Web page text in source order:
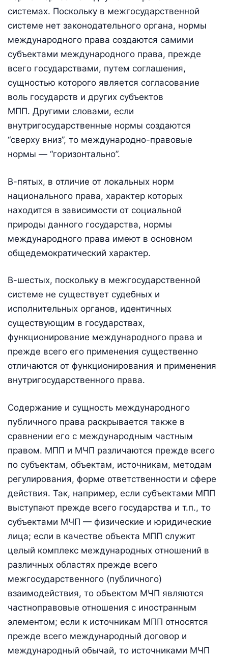
системах. Поскольку в межгосударственной
системе нет законодательного органа, нормы
международного права создаются самими
субъектами международного права, прежде
всего государствами, путем соглашения,
сущностью которого является согласование
воль государств и других субъектов
МПП. Другими словами, если
внутригосударственные нормы создаются
“сверху вниз”, то международно-правовые
нормы — “горизонтально”.
В-пятых, в отличие от локальных норм
национального права, характер которых
находится в зависимости от социальной
природы данного государства, нормы
международного права имеют в основном
общедемократический характер.
В-шестых, поскольку в межгосударственной
системе не существует судебных и
исполнительных органов, идентичных
существующим в государствах,
функционирование международного права и
прежде всего его применения существенно
отличаются от функционирования и применения
внутригосударственного права.
Содержание и сущность международного
публичного права раскрывается также в
сравнении его с международным частным
правом. МПП и МЧП различаются прежде всего
по субъектам, объектам, источникам, методам
регулирования, форме ответственности и сфере
действия. Так, например, если субъектами МПП
выступают прежде всего государства и т.п., то
субъектами МЧП — физические и юридические
лица; если в качестве объекта МПП служит
целый комплекс международных отношений в
различных областях прежде всего
межгосударственного (публичного)
взаимодействия, то объектом МЧП являются
частноправовые отношения с иностранным
элементом; если к источникам МПП относятся
прежде всего международный договор и
международный обычай, то источниками МЧП